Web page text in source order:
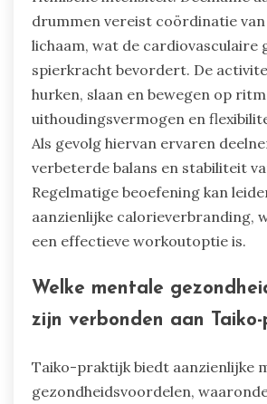
drummen vereist coördinatie van
lichaam, wat de cardiovasculaire
spierkracht bevordert. De
hurken, slaan en bewegen op
uithoudingsvermogen en
Als gevolg hiervan ervaren
verbeterde balans en stabiliteit
Regelmatige beoefening kan
aanzienlijke calorieverbranding,
een effectieve workoutoptie is.
Welke mentale
zijn verbonden aan
Taiko-praktijk biedt aanzienlijke
gezondheidsvoordelen,